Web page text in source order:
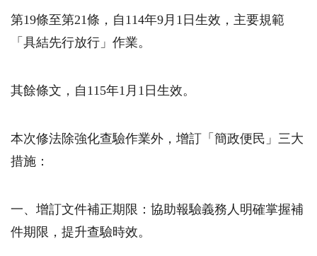
第19條至第21條，自114年9月1日生效，主要規範
「具結先行放行」作業。
其餘條文，自115年1月1日生效。
本次修法除強化查驗作業外，增訂「簡政便民」三大
措施：
一、增訂文件補正期限：協助報驗義務人明確掌握補
件期限，提升查驗時效。